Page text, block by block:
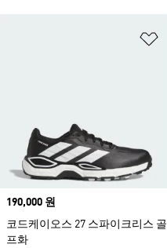
Price
190,000 원
코드케이오스 27 스파이크리스 골
프화